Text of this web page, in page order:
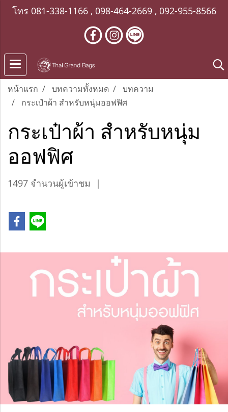
โทร 081-338-1166, 098-464-2669, 092-955-8566
หน้าแรก บทความทั้งหมด
บทความ
กระเป๋าผ้า สำหรับหนุ่มออฟฟิศ
กระเป๋าผ้า สำหรับหนุ่ม
ออฟฟิศ
1497 จำนวนผู้เข้าชม |